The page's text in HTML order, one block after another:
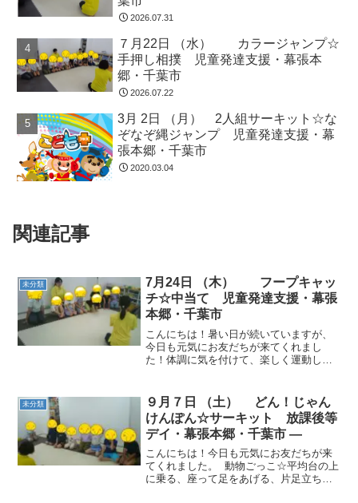
2026.07.31
７月22日 （水） カラージャンプ☆
手押し相撲 児童発達支援・幕張本
郷・千葉市
2026.07.22
3月 2日 （月） 2人組サーキット☆な
ぞなぞ縄ジャンプ 児童発達支援・幕
張本郷・千葉市
2020.03.04
関連記事
未分類
7月24日 （木） フープキャッ
チ☆中当て 児童発達支援・幕張
本郷・千葉市
こんにちは！暑い日が続いていますが、
今日も元気にお友だちが来てくれまし
た！体調に気を付けて、楽しく運動しま
りました！ フープキャッチ☆転がってく
るフープを、目で追いなが...
未分類
９月７日 （土） どん！じゃん
けんぽん☆サーキット 放課後等
デイ・幕張本郷・千葉市 —
こんにちは！今日も元気にお友だちが来
てくれました。 動物ごっこ☆平均台の上
に乗る、座って足をあげる、片足立ちを